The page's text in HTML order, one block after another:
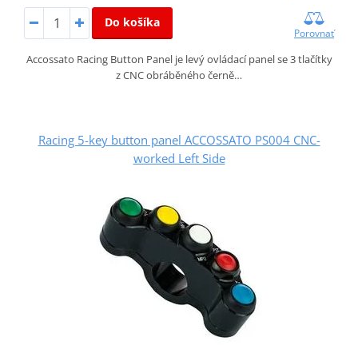
Do košíka
Porovnať
Accossato Racing Button Panel je levý ovládací panel se 3 tlačítky
z CNC obráběného černě…
Racing 5-key button panel ACCOSSATO PS004 CNC-
worked Left Side